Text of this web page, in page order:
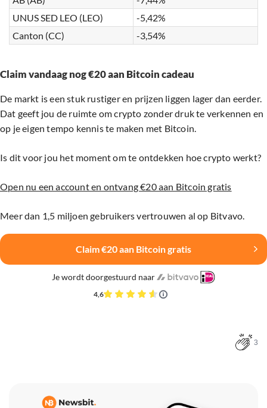
UNUS SED LEO (LEO)
-5,42%
Canton (CC)
-3,54%
Claim vandaag nog €20 aan Bitcoin cadeau
De markt is een stuk rustiger en prijzen liggen lager dan eerder.
Dat geeft jou de ruimte om crypto zonder druk te verkennen en
op je eigen tempo kennis te maken met Bitcoin.
Is dit voor jou het moment om te ontdekken hoe crypto werkt?
Open nu een account en ontvang €20 aan Bitcoin gratis
Meer dan 1,5 miljoen gebruikers vertrouwen al op Bitvavo.
Claim €20 aan Bitcoin gratis
Je wordt doorgestuurd naar
4,6
3